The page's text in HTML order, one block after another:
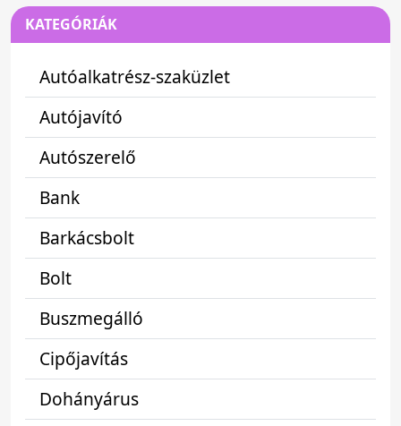
KATEGÓRIÁK
Autóalkatrész-szaküzlet
Autójavító
Autószerelő
Bank
Barkácsbolt
Bolt
Buszmegálló
Cipőjavítás
Dohányárus